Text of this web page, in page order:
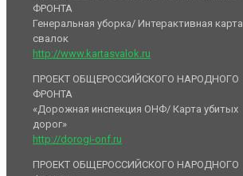
ФРОНТА
Генеральная уборка/ Интерактивная карта
свалок
http://www.kartasvalok.ru
ПРОЕКТ ОБЩЕРОССИЙСКОГО НАРОДНОГО
ФРОНТА
«Дорожная инспекция ОНФ/ Карта убитых
дорог»
http://dorogi-onf.ru
ПРОЕКТ ОБЩЕРОССИЙСКОГО НАРОДНОГО